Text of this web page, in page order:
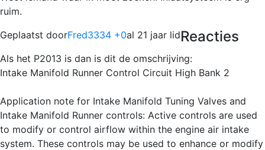
ruim.
Geplaatst doorFred3334 +0al 21 jaar lidReacties
Als het P2013 is dan is dit de omschrijving:
Intake Manifold Runner Control Circuit High Bank 2
Application note for Intake Manifold Tuning Valves and
Intake Manifold Runner controls: Active controls are used
to modify or control airflow within the engine air intake
system. These controls may be used to enhance or modify